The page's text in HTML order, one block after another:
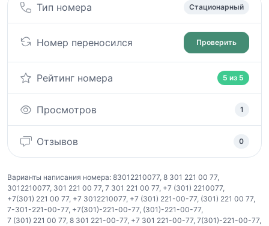
Тип номера Стационарный
Номер переносился Проверить
Рейтинг номера 5 из 5
Просмотров 1
Отзывов 0
Варианты написания номера: 83012210077, 8 301 221 00 77,
3012210077, 301 221 00 77, 7 301 221 00 77, +7 (301) 2210077,
+7(301) 221 00 77, +7 3012210077, +7 (301) 221-00-77, (301) 221 00 77,
7-301-221-00-77, +7(301)-221-00-77, (301)-221-00-77,
7 (301) 221 00 77, 8 301 221-00-77, +7 301 221-00-77, 7(301)-221-00-77,